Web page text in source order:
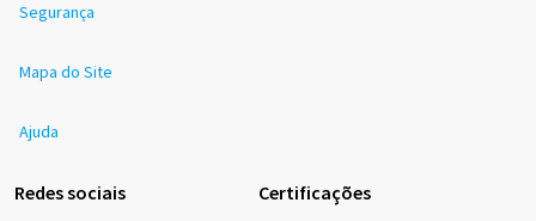
Segurança
Mapa do Site
Ajuda
Redes sociais Certificações